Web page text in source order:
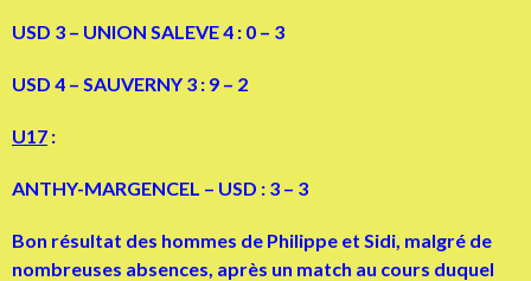
USD 3 – UNION SALEVE 4 : 0 – 3
USD 4 – SAUVERNY 3 : 9 – 2
U17 :
ANTHY-MARGENCEL – USD : 3 – 3
Bon résultat des hommes de Philippe et Sidi, malgré de
nombreuses absences, après un match au cours duquel